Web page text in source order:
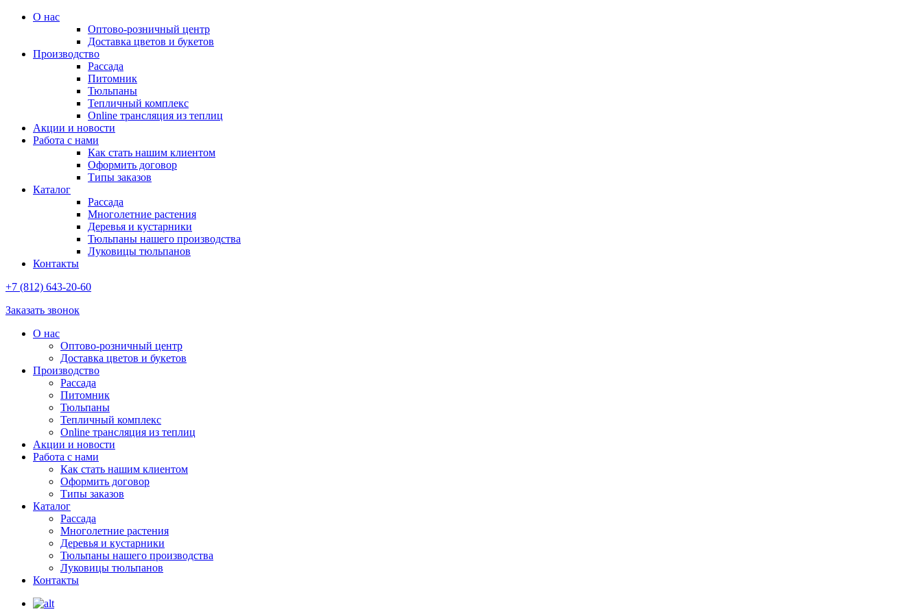
О нас
Оптово-розничный центр
Доставка цветов и букетов
Производство
Рассада
Питомник
Тюльпаны
Тепличный комплекс
Online трансляция из теплиц
Акции и новости
Работа с нами
Как стать нашим клиентом
Оформить договор
Типы заказов
Каталог
Рассада
Многолетние растения
Деревья и кустарники
Тюльпаны нашего производства
Луковицы тюльпанов
Контакты
+7 (812) 643-20-60
Заказать звонок
О нас
Оптово-розничный центр
Доставка цветов и букетов
Производство
Рассада
Питомник
Тюльпаны
Тепличный комплекс
Online трансляция из теплиц
Акции и новости
Работа с нами
Как стать нашим клиентом
Оформить договор
Типы заказов
Каталог
Рассада
Многолетние растения
Деревья и кустарники
Тюльпаны нашего производства
Луковицы тюльпанов
Контакты